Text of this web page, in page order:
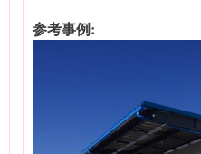
参考事例: